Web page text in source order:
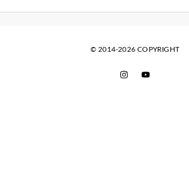
© 2014-2026 COPYRIGHT